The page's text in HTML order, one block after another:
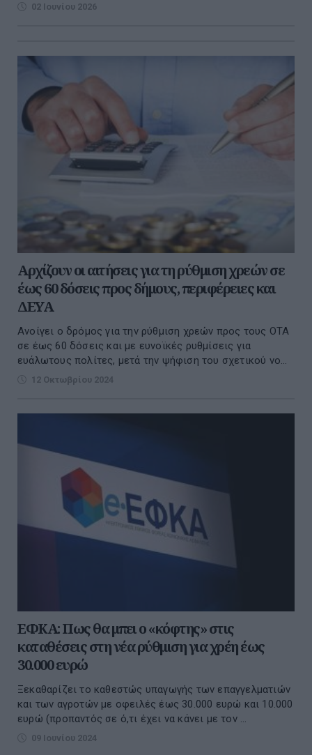
02 Ιουνίου 2026
Αρχίζουν οι αιτήσεις για τη ρύθμιση χρεών σε
έως 60 δόσεις προς δήμους, περιφέρειες και
ΔΕΥΑ
Ανοίγει ο δρόμος για την ρύθμιση χρεών προς τους ΟΤΑ
σε έως 60 δόσεις και με ευνοϊκές ρυθμίσεις για
ευάλωτους πολίτες, μετά την ψήφιση του σχετικού νο...
12 Οκτωβρίου 2024
ΕΦΚΑ: Πως θα μπει ο «κόφτης» στις
καταθέσεις στη νέα ρύθμιση για χρέη έως
30.000 ευρώ
Ξεκαθαρίζει το καθεστώς υπαγωγής των επαγγελματιών
και των αγροτών με οφειλές έως 30.000 ευρώ και 10.000
ευρώ (προπαντός σε ό,τι έχει να κάνει με τον ...
09 Ιουνίου 2024